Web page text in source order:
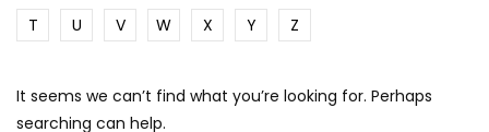
T
U V W X Y Z
It seems we can’t find what you’re looking for. Perhaps
searching can help.